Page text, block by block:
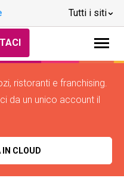
Tutti i siti
ristoranti e franchising.
da un unico account il
IN CLOUD